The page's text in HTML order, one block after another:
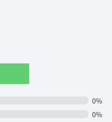
0%
0%